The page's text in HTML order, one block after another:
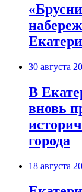
30 августа
В
вновь
города
18 августа